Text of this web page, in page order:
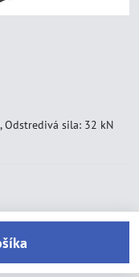
Odstredivá sila: 32 kN